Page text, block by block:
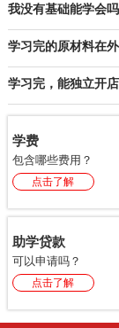
我没有基础能学会吗
学习完的原材料在
学习完，能独立开
学费
包含哪些费用？
点击了解
助学贷款
可以申请吗？
点击了解